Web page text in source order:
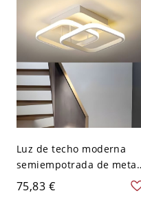
13"(33.02cm)
Luz de techo moderna
semiempotrada de metal
con bombillas LED
blancas cálidas - Blanco
75,83 €